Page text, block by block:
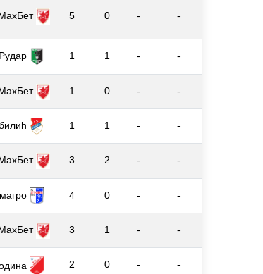
5 0 - -
Рудар 1 1 - -
1 0 - -
1 1 - -
3 2 - -
4 0 - -
3 1 - -
2 0 - -